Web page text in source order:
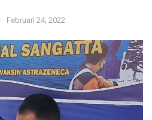
Februari 24, 2022